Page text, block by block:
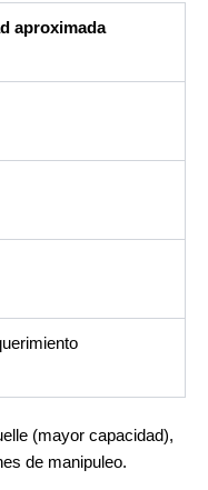
aproximada
(mayor capacidad),
de manipuleo.